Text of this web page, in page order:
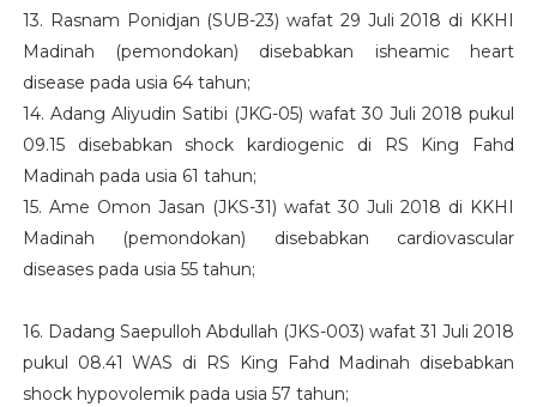
13. Rasnam Ponidjan (SUB-23) wafat 29 Juli 2018 di KKHI
Madinah (pemondokan) disebabkan isheamic heart
disease pada usia 64 tahun;
14. Adang Aliyudin Satibi (JKG-05) wafat 30 Juli 2018 pukul
09.15 disebabkan shock kardiogenic di RS King Fahd
Madinah pada usia 61 tahun;
15. Ame Omon Jasan (JKS-31) wafat 30 Juli 2018 di KKHI
Madinah (pemondokan) disebabkan cardiovascular
diseases pada usia 55 tahun;
16. Dadang Saepulloh Abdullah (JKS-003) wafat 31 Juli 2018
pukul 08.41 WAS di RS King Fahd Madinah disebabkan
shock hypovolemik pada usia 57 tahun;